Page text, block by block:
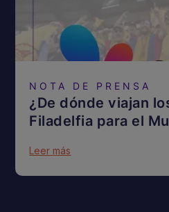
NOTA DE PRENSA
¿De dónde viajan
Filadelfia para el
Leer más